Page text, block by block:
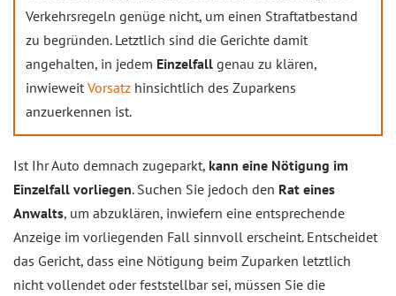
Verkehrsregeln genüge nicht, um einen Straftatbestand
zu begründen. Letztlich sind die Gerichte damit
angehalten, in jedem Einzelfall genau zu klären,
inwieweit Vorsatz hinsichtlich des Zuparkens
anzuerkennen ist.
Ist Ihr Auto demnach zugeparkt, kann eine Nötigung im
Einzelfall vorliegen. Suchen Sie jedoch den Rat eines
Anwalts, um abzuklären, inwiefern eine entsprechende
Anzeige im vorliegenden Fall sinnvoll erscheint. Entscheidet
das Gericht, dass eine Nötigung beim Zuparken letztlich
nicht vollendet oder feststellbar sei, müssen Sie die